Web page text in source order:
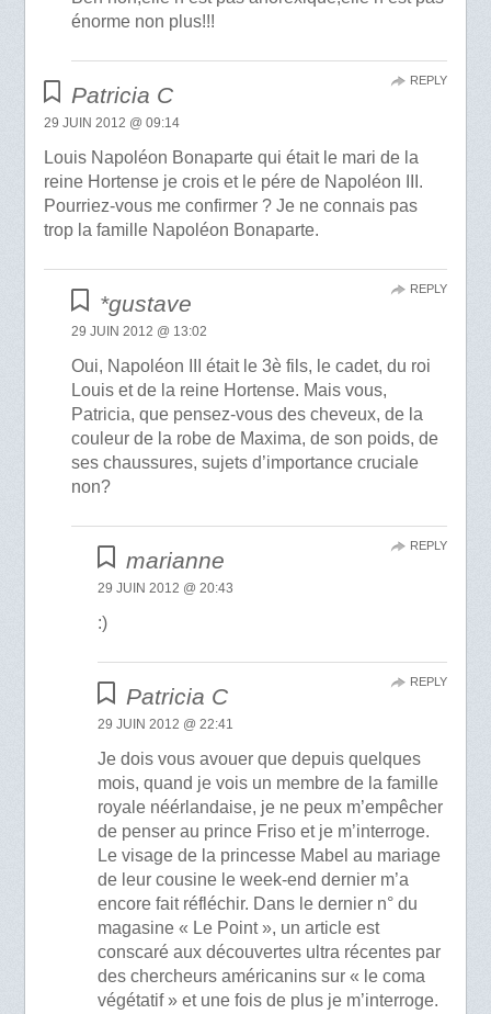
énorme non plus!!!
Patricia C
29 JUIN 2012 @ 09:14
Louis Napoléon Bonaparte qui était le mari de la
reine Hortense je crois et le pére de Napoléon III.
Pourriez-vous me confirmer ? Je ne connais pas
trop la famille Napoléon Bonaparte.
REPLY
*gustave
29 JUIN 2012 @ 13:02
Oui, Napoléon III était le 3è fils, le cadet, du roi
Louis et de la reine Hortense. Mais vous,
Patricia, que pensez-vous des cheveux, de la
couleur de la robe de Maxima, de son poids, de
ses chaussures, sujets d’importance cruciale
non?
REPLY
marianne
29 JUIN 2012 @ 20:43
:)
REPLY
Patricia C
29 JUIN 2012 @ 22:41
Je dois vous avouer que depuis quelques
mois, quand je vois un membre de la famille
royale néérlandaise, je ne peux m’empêcher
de penser au prince Friso et je m’interroge.
Le visage de la princesse Mabel au mariage
de leur cousine le week-end dernier m’a
encore fait réfléchir. Dans le dernier n° du
magasine « Le Point », un article est
conscaré aux découvertes ultra récentes par
des chercheurs américanins sur « le coma
végétatif » et une fois de plus je m’interroge.
REPLY